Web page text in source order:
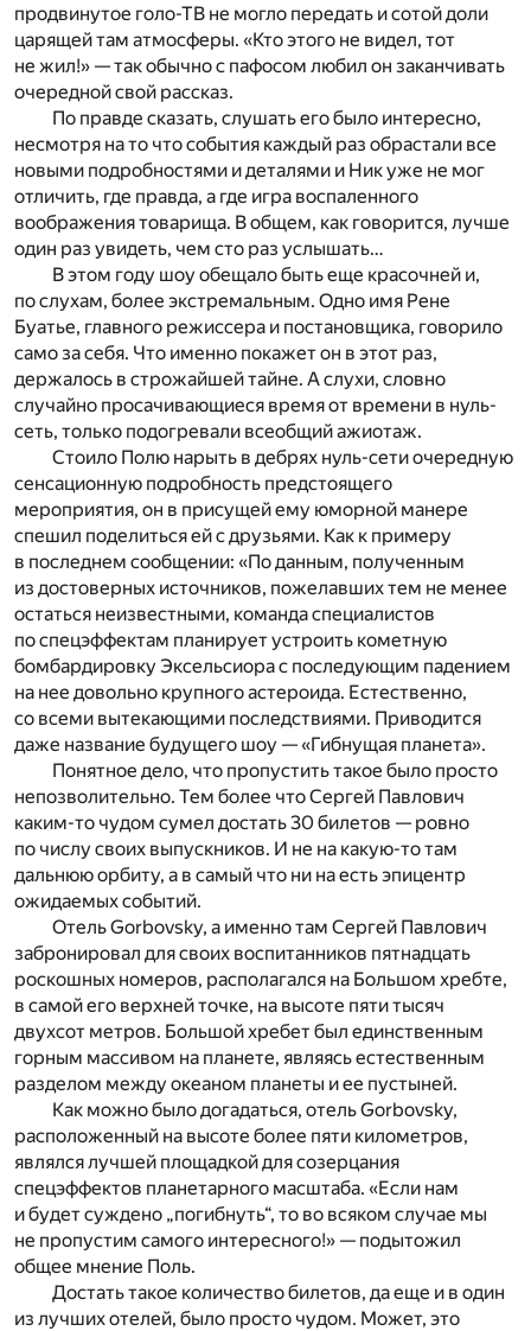
продвинутое голо-ТВ не могло передать и сотой доли
царящей там атмосферы. «Кто этого не видел, тот
не жил!» — так обычно с пафосом любил он заканчивать
очередной свой рассказ.
По правде сказать, слушать его было интересно,
несмотря на то что события каждый раз обрастали все
новыми подробностями и деталями и Ник уже не мог
отличить, где правда, а где игра воспаленного
воображения товарища. В общем, как говорится, лучше
один раз увидеть, чем сто раз услышать…
В этом году шоу обещало быть еще красочней и,
по слухам, более экстремальным. Одно имя Рене
Буатье, главного режиссера и постановщика, говорило
само за себя. Что именно покажет он в этот раз,
держалось в строжайшей тайне. А слухи, словно
случайно просачивающиеся время от времени в нуль-
сеть, только подогревали всеобщий ажиотаж.
Стоило Полю нарыть в дебрях нуль-сети очередную
сенсационную подробность предстоящего
мероприятия, он в присущей ему юморной манере
спешил поделиться ей с друзьями. Как к примеру
в последнем сообщении: «По данным, полученным
из достоверных источников, пожелавших тем не менее
остаться неизвестными, команда специалистов
по спецэффектам планирует устроить кометную
бомбардировку Эксельсиора с последующим падением
на нее довольно крупного астероида. Естественно,
со всеми вытекающими последствиями. Приводится
даже название будущего шоу — «Гибнущая планета».
Понятное дело, что пропустить такое было просто
непозволительно. Тем более что Сергей Павлович
каким-то чудом сумел достать 30 билетов — ровно
по числу своих выпускников. И не на какую-то там
дальнюю орбиту, а в самый что ни на есть эпицентр
ожидаемых событий.
Отель Gorbovsky, а именно там Сергей Павлович
забронировал для своих воспитанников пятнадцать
роскошных номеров, располагался на Большом хребте,
в самой его верхней точке, на высоте пяти тысяч
двухсот метров. Большой хребет был единственным
горным массивом на планете, являясь естественным
разделом между океаном планеты и ее пустыней.
Как можно было догадаться, отель Gorbovsky,
расположенный на высоте более пяти километров,
являлся лучшей площадкой для созерцания
спецэффектов планетарного масштаба. «Если нам
и будет суждено „погибнуть“, то во всяком случае мы
не пропустим самого интересного!» — подытожил
общее мнение Поль.
Достать такое количество билетов, да еще и в один
из лучших отелей, было просто чудом. Может, это